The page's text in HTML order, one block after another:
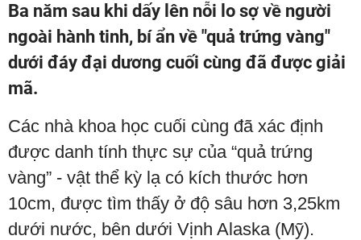
Ba năm sau khi dấy lên nỗi lo sợ về người
ngoài hành tinh, bí ẩn về "quả trứng vàng"
dưới đáy đại dương cuối cùng đã được giải
mã.
Các nhà khoa học cuối cùng đã xác định
được danh tính thực sự của “quả trứng
vàng” - vật thể kỳ lạ có kích thước hơn
10cm, được tìm thấy ở độ sâu hơn 3,25km
dưới nước, bên dưới Vịnh Alaska (Mỹ).